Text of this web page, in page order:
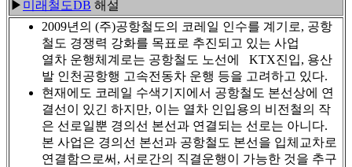
▶ 미래철도DB 해설
2009년의 (주)공항철도의 코레일 인수를 계기로, 공항
철도 경쟁력 강화를 목표로 추진되고 있는 사업
열차 운행체계로는 공항철도 노선에 KTX진입, 용산
발 인천공항행 고속전동차 운행 등을 고려하고 있다.
현재에도 코레일 수색기지에서 공항철도 본선상에 연
결선이 있긴 하지만, 이는 열차 인입용의 비전철의 작
은 선로일뿐 경의선 본선과 연결되는 선로는 아니다.
본 사업은 경의선 본선과 공항철도 본선을 입체교차로
연결함으로써, 서로간의 직결운행이 가능한 것을 추구